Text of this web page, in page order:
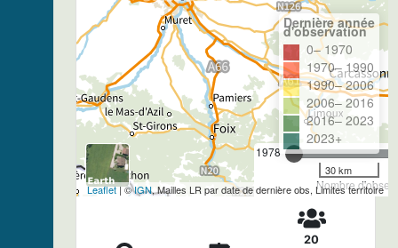
1978
Nombre
Dernière année
d'observation
0– 1970
1970– 1990
1990– 2006
2006– 2016
2016– 2023
2023+
30 km
Leaflet| ©IGN, Mailles LR par date de dernière obs, Limites territoire
20